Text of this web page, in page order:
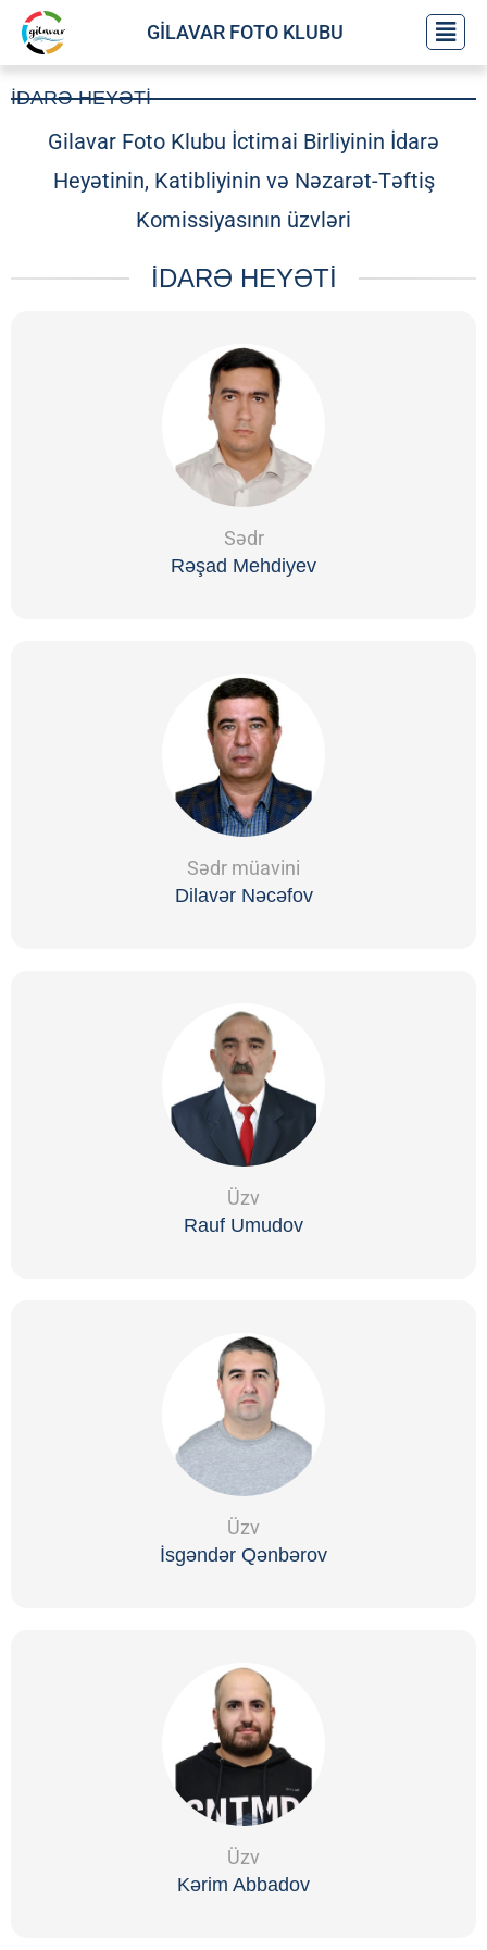
GİLAVAR FOTO KLUBU
İDARƏ HEYƏTİ
Gilavar Foto Klubu İctimai Birliyinin İdarə
Heyətinin, Katibliyinin və Nəzarət-Təftiş
Komissiyasının üzvləri
İDARƏ HEYƏTİ
Sədr
Rəşad Mehdiyev
Sədr müavini
Dilavər Nəcəfov
Üzv
Rauf Umudov
Üzv
İsgəndər Qənbərov
Üzv
Kərim Abbadov